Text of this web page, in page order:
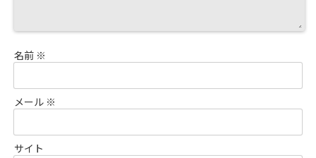
名前 ※
メール ※
サイト